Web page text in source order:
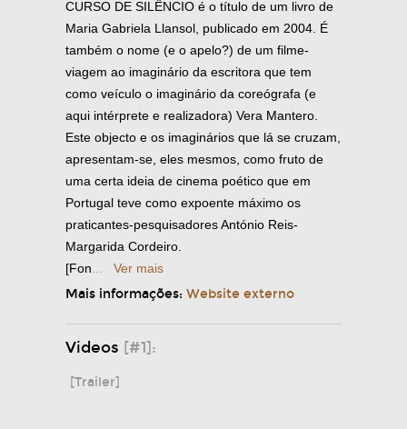
CURSO DE SILÊNCIO é o título de um livro de
Maria Gabriela Llansol, publicado em 2004. É
também o nome (e o apelo?) de um filme-
viagem ao imaginário da escritora que tem
como veículo o imaginário da coreógrafa (e
aqui intérprete e realizadora) Vera Mantero.
Este objecto e os imaginários que lá se cruzam,
apresentam-se, eles mesmos, como fruto de
uma certa ideia de cinema poético que em
Portugal teve como expoente máximo os
praticantes-pesquisadores António Reis-
Margarida Cordeiro.
[Fon
Ver mais
Mais informações: Website externo
Videos [#1]:
[Trailer]